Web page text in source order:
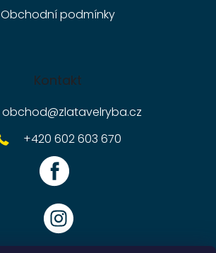
Obchodní podmínky
Kontakt
obchod@zlatavelryba.cz
+420 602 603 670